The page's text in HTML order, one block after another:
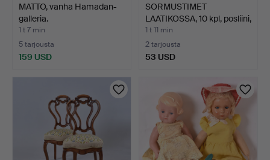
MATTO, vanha Hamadan-
galleria.
1 t 7 min
5 tarjousta
159 USD
SORMUSTIMET
LAATIKOSSA, 10 kpl, posliini,
…
1 t 11 min
2 tarjousta
53 USD